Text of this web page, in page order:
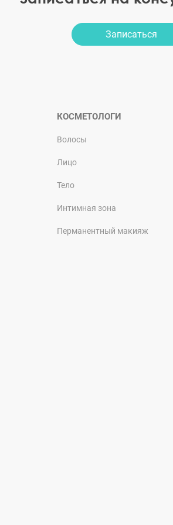
Записаться
КОСМЕТОЛОГИ
Волосы
Лицо
Тело
Интимная зона
Перманентный макияж